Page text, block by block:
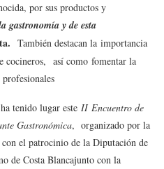
por sus productos y
gastronomía y de esta
También destacan la importancia
cocineros, así como fomentar la
tenido lugar este II Encuentro de
Gastronómica, organizado por la
el patrocinio de la Diputación de
de Costa Blancajunto con la